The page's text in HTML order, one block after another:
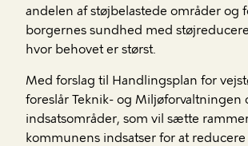
andelen af støjbelastede områder og
borgernes sundhed med
hvor behovet er størst.
Med forslag til Handlingsplan for
foreslår Teknik- og Miljøforvaltningen
indsatsområder, som vil sætte
kommunens indsatser for at